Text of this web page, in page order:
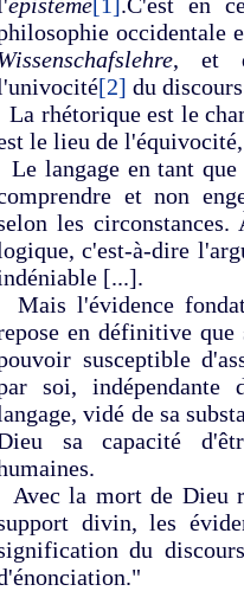
occidentale
, et
[2] du
La rhétorique est le
le lieu de
Le langage en tant
et non
les
c'est-à-dire
[...].
Mais l'évidence
en définitive que
susceptible
soi, indépendante
vidé de sa
sa capacité
Avec la mort de Dieu
divin, les
du